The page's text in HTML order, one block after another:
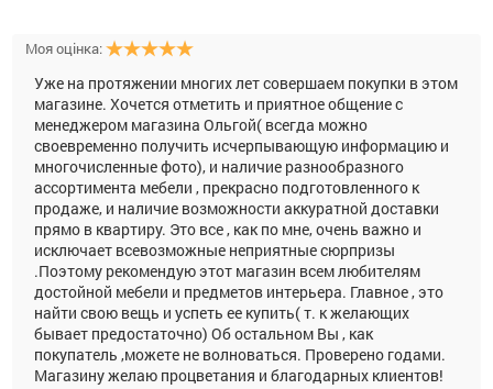
Моя оцінка:
Уже на протяжении многих лет совершаем покупки в этом
магазине. Хочется отметить и приятное общение с
менеджером магазина Ольгой( всегда можно
своевременно получить исчерпывающую информацию и
многочисленные фото), и наличие разнообразного
ассортимента мебели , прекрасно подготовленного к
продаже, и наличие возможности аккуратной доставки
прямо в квартиру. Это все , как по мне, очень важно и
исключает всевозможные неприятные сюрпризы
.Поэтому рекомендую этот магазин всем любителям
достойной мебели и предметов интерьера. Главное , это
найти свою вещь и успеть ее купить( т. к желающих
бывает предостаточно) Об остальном Вы , как
покупатель ,можете не волноваться. Проверено годами.
Магазину желаю процветания и благодарных клиентов!